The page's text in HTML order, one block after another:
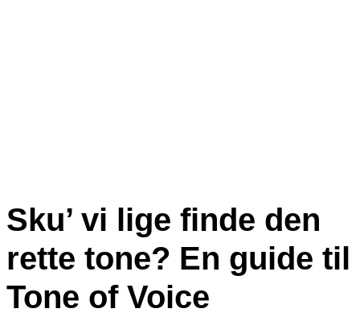
Sku’ vi lige finde den
rette tone? En guide til
Tone of Voice